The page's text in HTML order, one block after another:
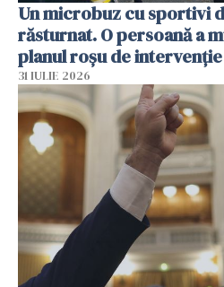
Un microbuz cu sportivi
răsturnat. O persoană a
planul roșu de intervenție
31 IULIE 2026